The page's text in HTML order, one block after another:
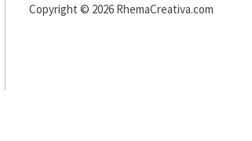
Copyright © 2026 RhemaCreativa.com